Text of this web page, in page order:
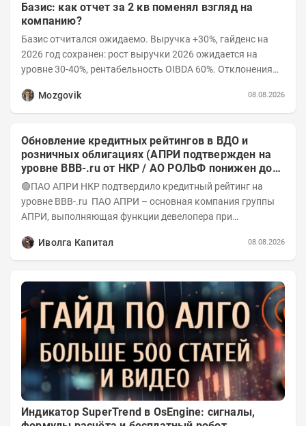
Базис: как отчет за 2 кв поменял взгляд на
компанию?
Базис отчитался ожидаемо. Выручка +30%, гайденс на
2026 год сохранен: рост выручки 2026 ожидается на
уровне 30-40%, рентабельность OIBDA 60%. Отклонения
Mozgovik
08.08.2026
Обновление кредитных рейтингов в ВДО и
розничных облигациях (АПРИ подтвержден на
уровне BBB-.ru от НКР / АО РОЛЬФ понижен до
А-(RU) / Элит Строй присвоен на уровне BBB.ru)
🟢ПАО АПРИ НКР подтвердило кредитный рейтинг на
уровне BBB-.ru ПАО АПРИ – основная компания группы
АПРИ, выполняющая функции девелопера при
Иволга Капитал
08.08.2026
Индикатор SuperTrend в OsEngine: сигналы,